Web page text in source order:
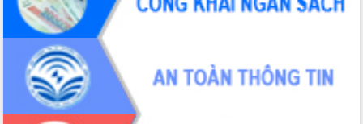
sầu riêng tại Đắk Lắk
Trình diễn nghệ thuật chế biến các
món ăn từ sầu riêng
Đắk Lắk công bố Quy hoạch và xúc
tiến đầu tư tỉnh
Ngành cá ngừ Đắk Lắk chủ động thích
ứng để giữ vững thị trường xuất khẩu